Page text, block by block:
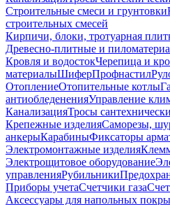
Строительные смеси и грунтовки
строительных смесей
Кирпичи, блоки, тротуарная
Древесно-плитные и
Кровля и водостокЧерепица и
материалыШиферПрофнастил
ОтоплениеОтопительные котлы
антиобледененияУправление
КанализацияТросы
Крепежные изделияСаморезы,
анкерыКарабиныФиксаторы
Электромонтажные изделия
Электрощитовое оборудование
управленияРубильники
Приборы учетаСчетчики газа
Аксессуары для напольных